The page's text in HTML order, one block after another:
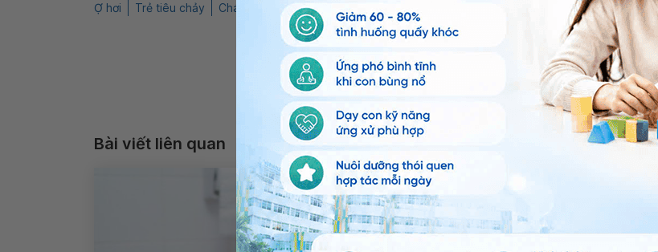
Ợ hơi Trẻ tiêu chảy Chán ăn Sốt QnA
Bài viết liên quan